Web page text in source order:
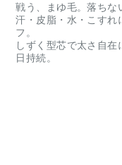
戦う、まゆ毛。落ちな
汗・皮脂・水・こすれ
フ。
しずく型芯で太さ自
日持続。